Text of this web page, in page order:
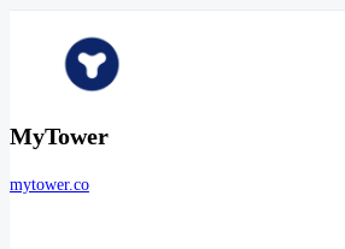
MyTower
mytower.co